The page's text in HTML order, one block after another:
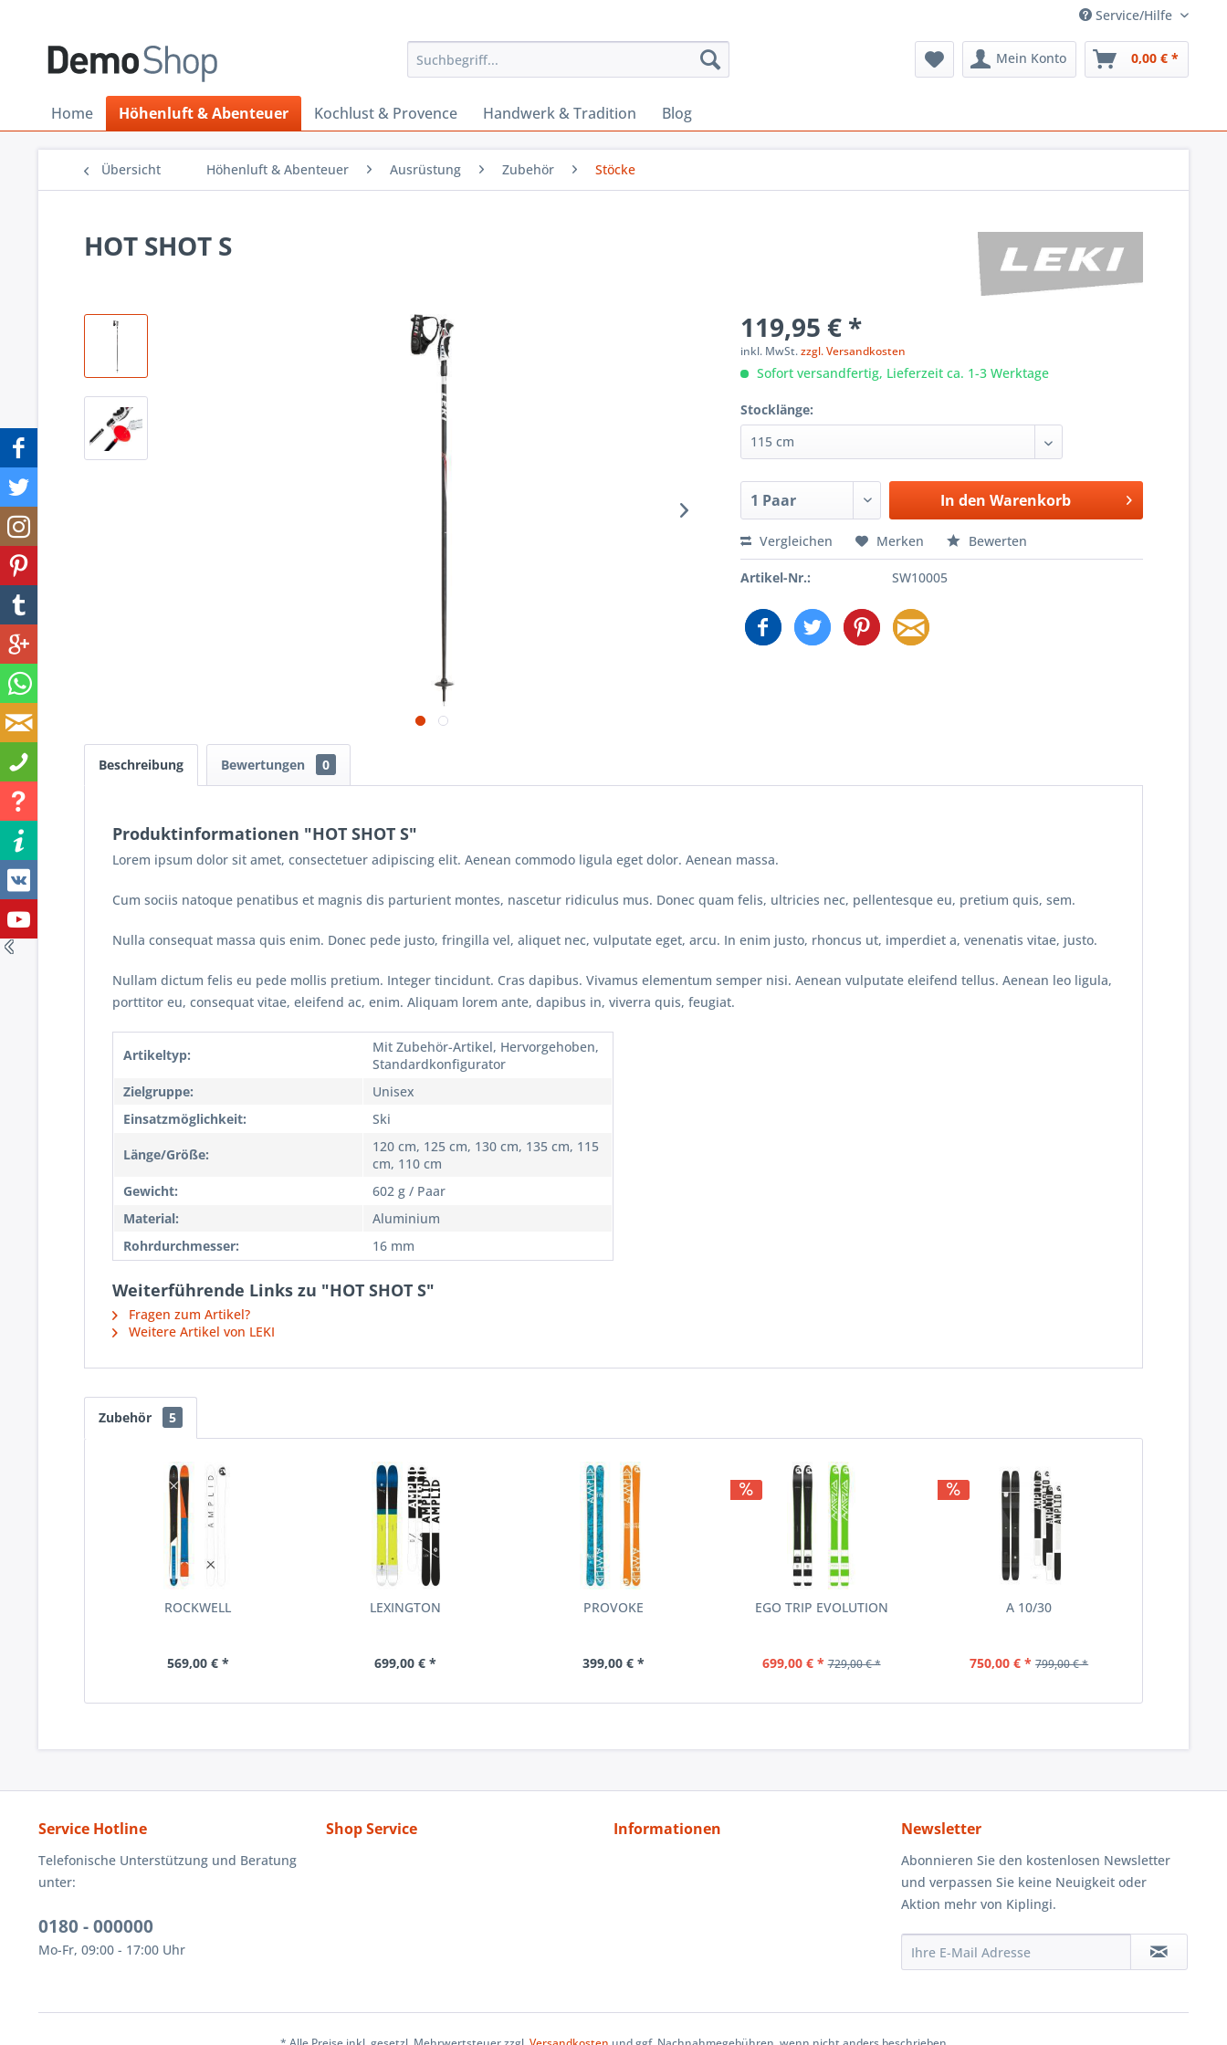
Service/Hilfe
Mein Konto 0,00 € *
Home Höhenluft & Abenteuer Kochlust & Provence Handwerk & Tradition Blog
Übersicht Höhenluft & Abenteuer Ausrüstung Zubehör Stöcke
HOT SHOT S
119,95 € *
inkl. MwSt.zzgl. Versandkosten
Sofort versandfertig, Lieferzeit ca. 1-3 Werktage
Stocklänge:
In den Warenkorb
Vergleichen Merken Bewerten
Artikel-Nr.: SW10005
Beschreibung Bewertungen 0
Produktinformationen "HOT SHOT S"
Lorem ipsum dolor sit amet, consectetuer adipiscing elit. Aenean commodo ligula eget dolor. Aenean massa.
Cum sociis natoque penatibus et magnis dis parturient montes, nascetur ridiculus mus. Donec quam felis, ultricies nec, pellentesque eu, pretium quis, sem.
Nulla consequat massa quis enim. Donec pede justo, fringilla vel, aliquet nec, vulputate eget, arcu. In enim justo, rhoncus ut, imperdiet a, venenatis vitae, justo.
Nullam dictum felis eu pede mollis pretium. Integer tincidunt. Cras dapibus. Vivamus elementum semper nisi. Aenean vulputate eleifend tellus. Aenean leo ligula,
porttitor eu, consequat vitae, eleifend ac, enim. Aliquam lorem ante, dapibus in, viverra quis, feugiat.
Artikeltyp:
Mit Zubehör-Artikel, Hervorgehoben,
Standardkonfigurator
Zielgruppe:
Unisex
Einsatzmöglichkeit:
Ski
Länge/Größe:
120 cm, 125 cm, 130 cm, 135 cm, 115
cm, 110 cm
Gewicht:
602 g / Paar
Material:
Aluminium
Rohrdurchmesser:
16 mm
Weiterführende Links zu "HOT SHOT S"
Fragen zum Artikel?
Weitere Artikel von LEKI
Zubehör 5
ROCKWELL
569,00 € *
LEXINGTON
699,00 € *
PROVOKE
399,00 € *
EGO TRIP EVOLUTION
699,00 € * 729,00 € *
A 10/30
750,00 € * 799,00 € *
Service Hotline
Telefonische Unterstützung und Beratung
unter:
0180 - 000000
Mo-Fr, 09:00 - 17:00 Uhr
Shop Service Informationen Newsletter
Abonnieren Sie den kostenlosen Newsletter
und verpassen Sie keine Neuigkeit oder
Aktion mehr von Kiplingi.